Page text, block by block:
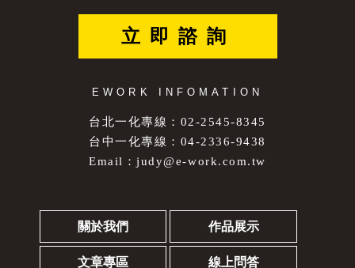
立即諮詢
EWORK INFOMATION
台北一化專線：02-2545-8345
台中一化專線：04-2336-9438
Email：judy@e-work.com.tw
關於我們 作品展示
文章專區 線上問答